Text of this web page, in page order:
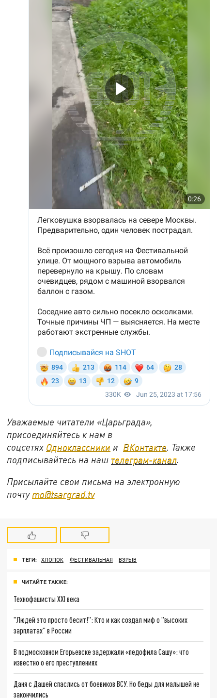
Уважаемые читатели «Царьграда»,
присоединяйтесь к нам в
соцсетях Одноклассники и ВКонтакте . Также
подписывайтесь на наш телеграм-канал
Присылайте свои письма на электронную
почту mo@tsargrad.tv
ТЕГИ: ХЛОПОК ФЕСТИВАЛЬНАЯ ВЗРЫВ
ЧИТАЙТЕ ТАКЖЕ:
Технофашисты XXI века
"Людей это просто бесит!": Кто и как создал миф о "высоких
зарплатах" в России
В подмосковном Егорьевске задержали «педофила Сашу»: что
известно о его преступлениях
Даня с Дашей спаслись от боевиков ВСУ. Но беды для малышей не
закончились